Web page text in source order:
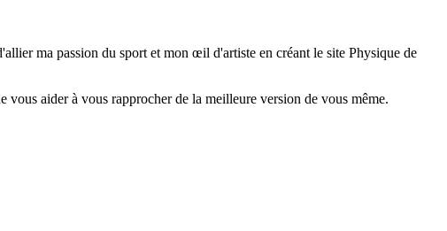
ma passion du sport et mon œil d'artiste en créant le site Physique de
aider à vous rapprocher de la meilleure version de vous même.